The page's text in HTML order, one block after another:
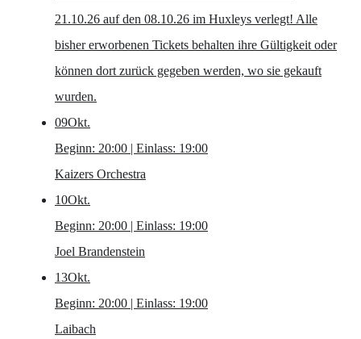
21.10.26 auf den 08.10.26 im Huxleys verlegt! Alle
bisher erworbenen Tickets behalten ihre Gültigkeit oder
können dort zurück gegeben werden, wo sie gekauft
wurden.
09Okt.
Beginn: 20:00 | Einlass: 19:00
Kaizers Orchestra
10Okt.
Beginn: 20:00 | Einlass: 19:00
Joel Brandenstein
13Okt.
Beginn: 20:00 | Einlass: 19:00
Laibach